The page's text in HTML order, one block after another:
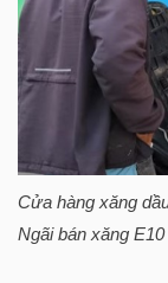
Cửa hàng xăng
Ngãi bán xăng
CHÍNH
HÓA